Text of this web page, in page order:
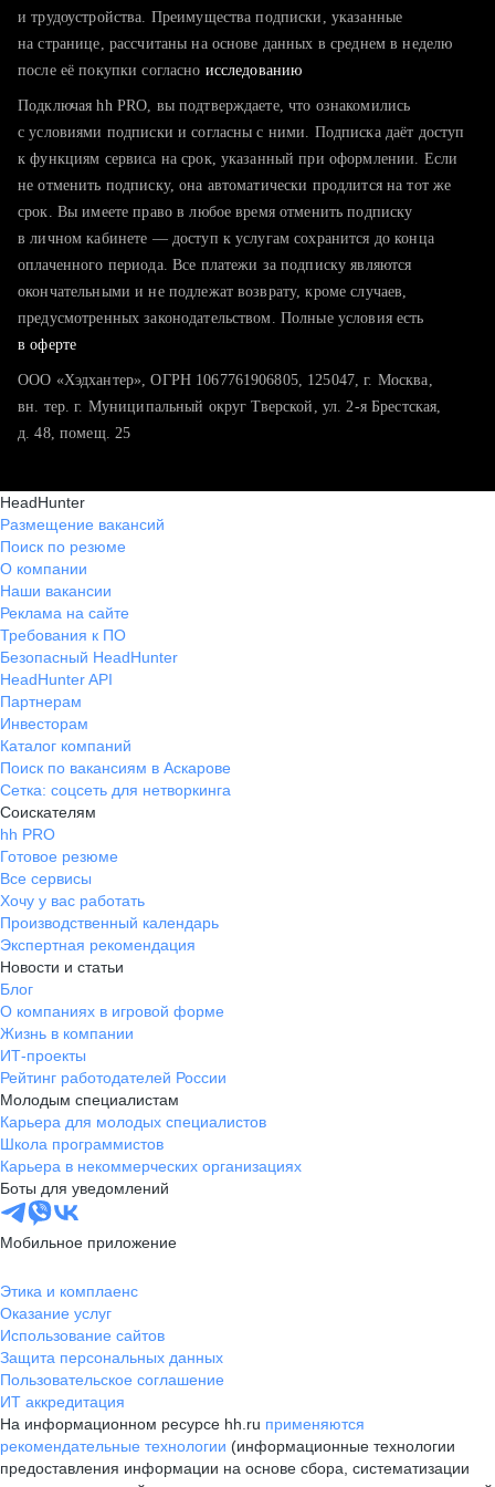
тратите много времени на поиск и вручную поднимаете
хотите сравнить себя с конкурентами и оценить шансы
и трудоустройства. Преимущества подписки, указанные
на странице, рассчитаны на основе данных в среднем в неделю
после её покупки согласно исследованию
Подключая hh PRO, вы подтверждаете, что ознакомились
с условиями подписки и согласны с ними. Подписка даёт доступ
к функциям сервиса на срок, указанный при оформлении. Если
не отменить подписку, она автоматически продлится на тот же
срок. Вы имеете право в любое время отменить подписку
в личном кабинете — доступ к услугам сохранится до конца
оплаченного периода. Все платежи за подписку являются
окончательными и не подлежат возврату, кроме случаев,
предусмотренных законодательством. Полные условия есть
в оферте
ООО «Хэдхантер», ОГРН 1067761906805, 125047, г. Москва,
вн. тер. г. Муниципальный округ Тверской, ул. 2-я Брестская,
д. 48, помещ. 25
HeadHunter
Размещение вакансий
Поиск по резюме
О компании
Наши вакансии
Реклама на сайте
Требования к ПО
Безопасный HeadHunter
HeadHunter API
Партнерам
Инвесторам
Каталог компаний
Поиск по вакансиям в Аскарове
Сетка: соцсеть для нетворкинга
Соискателям
hh PRO
Готовое резюме
Все сервисы
Хочу у вас работать
Производственный календарь
Экспертная рекомендация
Новости и статьи
Блог
О компаниях в игровой форме
Жизнь в компании
ИТ-проекты
Рейтинг работодателей России
Молодым специалистам
Карьера для молодых специалистов
Школа программистов
Карьера в некоммерческих организациях
Боты для уведомлений
Мобильное приложение
Этика и комплаенс
Оказание услуг
Использование сайтов
Защита персональных данных
Пользовательское соглашение
ИТ аккредитация
На информационном ресурсе hh.ru применяются
рекомендательные технологии (информационные технологии
предоставления информации на основе сбора, систематизации